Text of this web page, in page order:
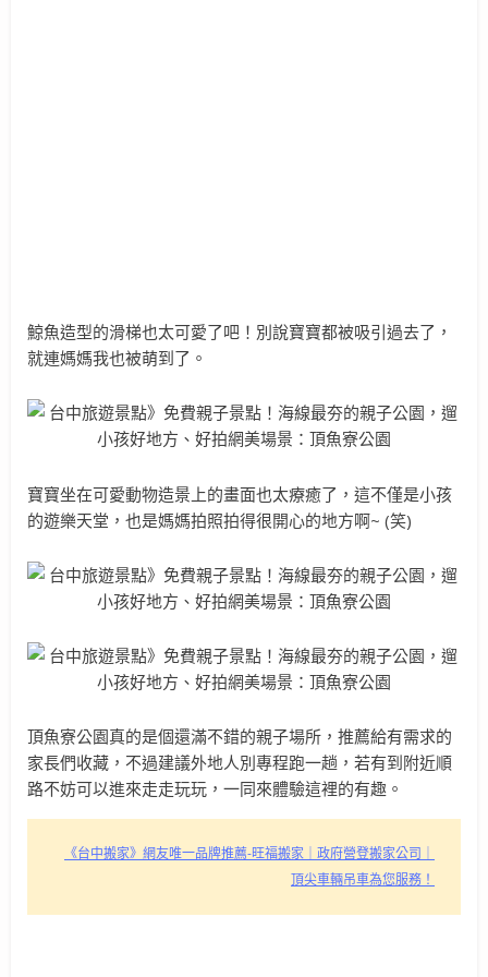
鯨魚造型的滑梯也太可愛了吧！別說寶寶都被吸引過去了，
就連媽媽我也被萌到了。
寶寶坐在可愛動物造景上的畫面也太療癒了，這不僅是小孩
的遊樂天堂，也是媽媽拍照拍得很開心的地方啊~ (笑)
頂魚寮公園真的是個還滿不錯的親子場所，推薦給有需求的
家長們收藏，不過建議外地人別專程跑一趟，若有到附近順
路不妨可以進來走走玩玩，一同來體驗這裡的有趣。
《台中搬家》網友唯一品牌推薦-旺福搬家｜政府營登搬家公司｜
頂尖車輛吊車為您服務！